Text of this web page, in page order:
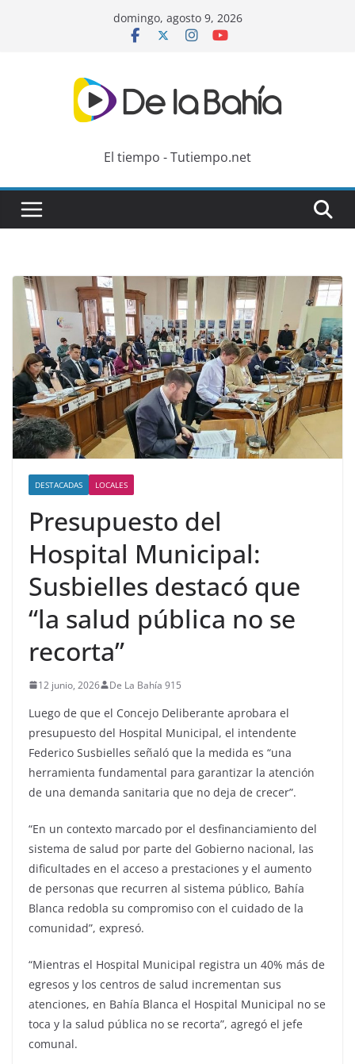
domingo, agosto 9, 2026
El tiempo - Tutiempo.net
DESTACADAS LOCALES
Presupuesto del
Hospital Municipal:
Susbielles destacó que
“la salud pública no se
recorta”
12 junio, 2026 De La Bahía 915
Luego de que el Concejo Deliberante aprobara el
presupuesto del Hospital Municipal, el intendente
Federico Susbielles señaló que la medida es “una
herramienta fundamental para garantizar la atención
de una demanda sanitaria que no deja de crecer”.
“En un contexto marcado por el desfinanciamiento del
sistema de salud por parte del Gobierno nacional, las
dificultades en el acceso a prestaciones y el aumento
de personas que recurren al sistema público, Bahía
Blanca redobla su compromiso con el cuidado de la
comunidad”, expresó.
“Mientras el Hospital Municipal registra un 40% más de
egresos y los centros de salud incrementan sus
atenciones, en Bahía Blanca el Hospital Municipal no se
toca y la salud pública no se recorta”, agregó el jefe
comunal.